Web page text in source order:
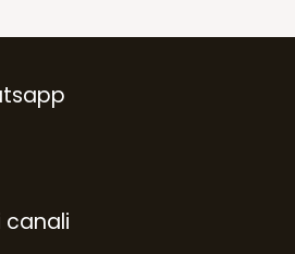
canali